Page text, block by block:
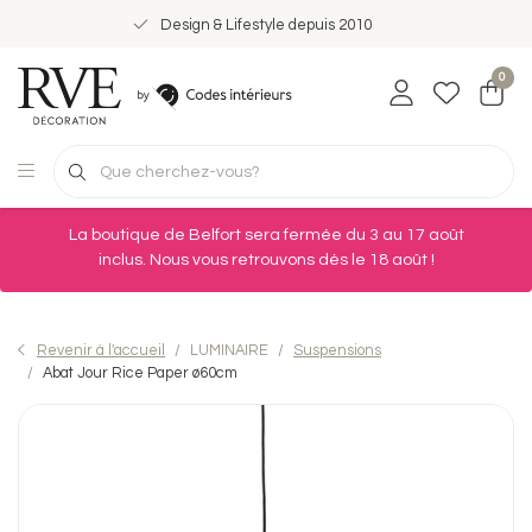
Design & Lifestyle depuis 2010
0
La boutique de Belfort sera fermée du 3 au 17 août
inclus. Nous vous retrouvons dès le 18 août !
Revenir à l'accueil LUMINAIRE
Suspensions
Abat Jour Rice Paper ø60cm